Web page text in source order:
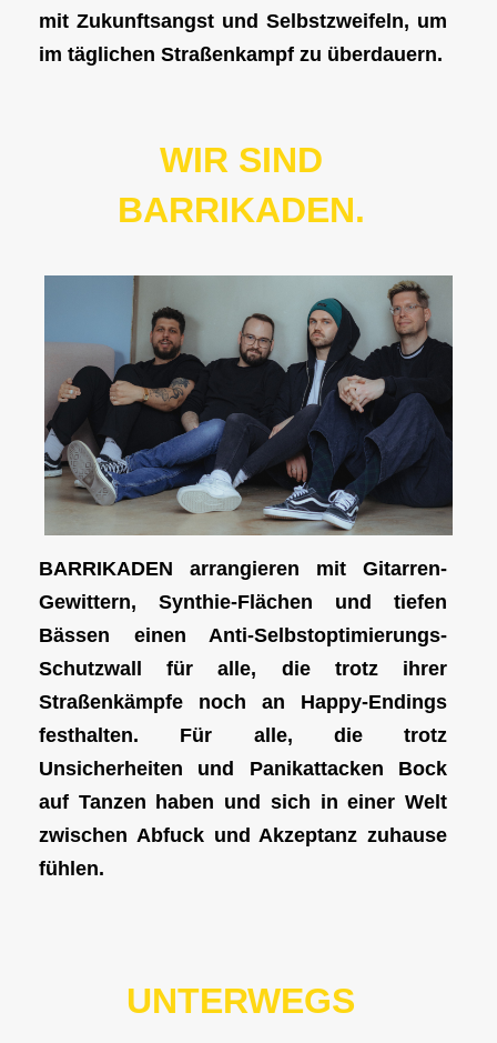
mit Zukunftsangst und Selbstzweifeln, um
im täglichen Straßenkampf zu überdauern.
WIR SIND
BARRIKADEN.
BARRIKADEN arrangieren mit Gitarren-
Gewittern, Synthie-Flächen und tiefen
Bässen einen Anti-Selbstoptimierungs-
Schutzwall für alle, die trotz ihrer
Straßenkämpfe noch an Happy-Endings
festhalten. Für alle, die trotz
Unsicherheiten und Panikattacken Bock
auf Tanzen haben und sich in einer Welt
zwischen Abfuck und Akzeptanz zuhause
fühlen.
UNTERWEGS